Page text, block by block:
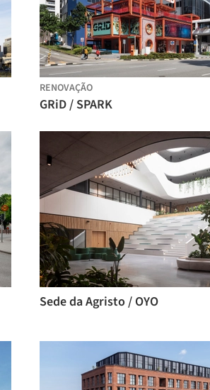
RENOVAÇÃO
GRiD / SPARK
Sede da Agristo / OYO